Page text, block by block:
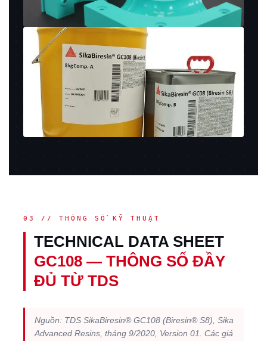
03 // THÔNG SỐ KỸ THUẬT
TECHNICAL DATA SHEET
GC108 — THÔNG SỐ ĐẦY
ĐỦ TỪ TDS
Nguồn: TDS SikaBiresin® GC108 (Biresin® S8), Sika
Advanced Resins, tháng 9/2020, Version 01. Các giá